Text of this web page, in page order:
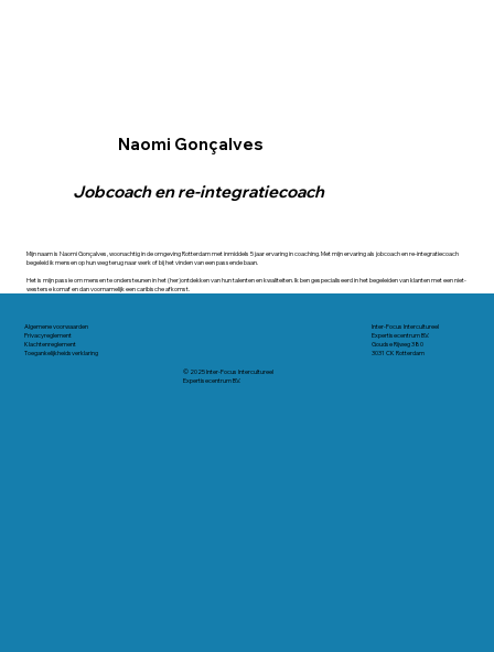
Naomi Gonçalves
Jobcoach en re-integratiecoach
Mijn naam is Naomi Gonçalves, woonachtig in de omgeving Rotterdam met inmiddels 5 jaar ervaring in coaching. Met mijn ervaring als jobcoach en re-integratiecoach
begeleid ik mensen op hun weg terug naar werk of bij het vinden van een passende baan.
Het is mijn passie om mensen te ondersteunen in het (her)ontdekken van hun talenten en kwaliteiten. Ik ben gespecialiseerd in het begeleiden van klanten met een niet-
westerse komaf en dan voornamelijk een caribische afkomst.
Algemene voorwaarden
Privacyreglement
Klachtenreglement
Toegankelijkheidsverklaring
© 2025 Inter-Focus Intercultureel
Expertisecentrum B.V.
Inter-Focus Intercultureel
Expertisecentrum B.V.
Goudse Rijweg 380
3031 CK Rotterdam